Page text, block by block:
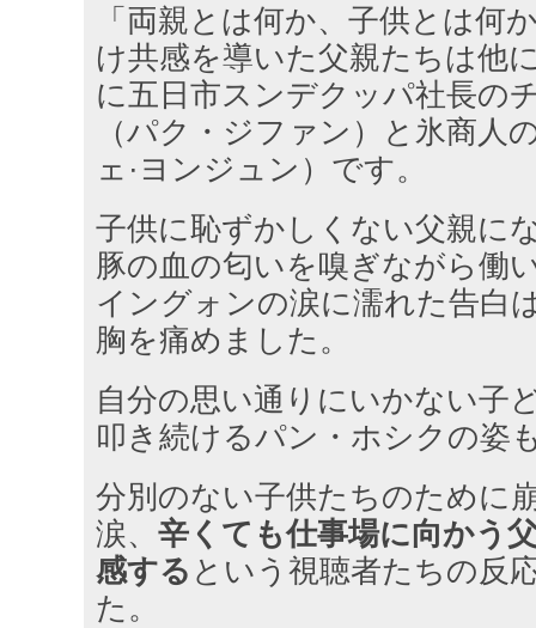
「両親とは何か、子供とは何
け共感を導いた父親たちは他
に五日市スンデクッパ社長の
（パク・ジファン）と氷商人
ェ·ヨンジュン）です。
子供に恥ずかしくない父親に
豚の血の匂いを嗅ぎながら働
イングォンの涙に濡れた告白
胸を痛めました。
自分の思い通りにいかない子
叩き続けるパン・ホシクの姿
分別のない子供たちのために
涙、 辛くても仕事場に向かう
感する という視聴者たちの反
た。